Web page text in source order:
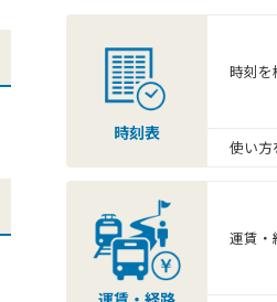
時刻表
時刻を
使い方
運賃・